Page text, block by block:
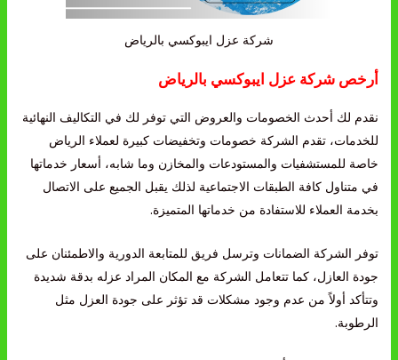
شركة عزل ايبوكسي بالرياض
أرخص شركة عزل ايبوكسي بالرياض
نقدم لك أحدث الخصومات والعروض التي توفر لك في التكاليف النهائية
للخدمات، تقدم الشركة خصومات وتخفيضات كبيرة لعملاء الرياض
خاصة للمستشفيات والمستودعات والمخازن وما شابه، أسعار خدماتها
في متناول كافة الطبقات الاجتماعية لذلك يقبل الجميع على الاتصال
بخدمة العملاء للاستفادة من خدماتها المتميزة.
توفر الشركة الضمانات وترسل فريق للمتابعة الدورية والاطمئنان على
جودة العازل، كما تتعامل الشركة مع المكان المراد عزله بدقة شديدة
وتتأكد أولاً من عدم وجود مشكلات قد تؤثر على جودة العزل مثل
الرطوبة.